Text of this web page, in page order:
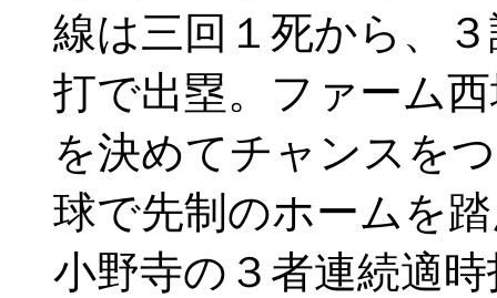
線は三回１死から、
打で出塁。ファーム
を決めてチャンスを
球で先制のホームを
小野寺の３者連続適